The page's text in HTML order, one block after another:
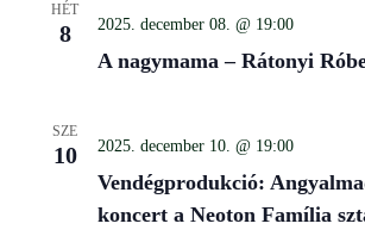
HÉT
8 2025. december 08. @ 19:00
A nagymama – Rátonyi
SZE
10 2025. december 10. @ 19:00
Vendégprodukció:
koncert a Neoton Família